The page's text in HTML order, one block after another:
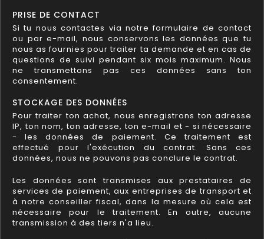
PRISE DE CONTACT
Si tu nous contactes via notre formulaire de contact
ou par e-mail, nous conservons les données que tu
nous as fournies pour traiter ta demande et en cas de
questions de suivi pendant six mois maximum. Nous
ne transmettons pas ces données sans ton
consentement.
STOCKAGE DES DONNÉES
Pour traiter ton achat, nous enregistrons ton adresse
IP, ton nom, ton adresse, ton e-mail et - si nécessaire
- les données de paiement. Ce traitement est
effectué pour l'exécution du contrat. Sans ces
données, nous ne pouvons pas conclure le contrat.
Les données sont transmises aux prestataires de
services de paiement, aux entreprises de transport et
à notre conseiller fiscal, dans la mesure où cela est
nécessaire pour le traitement. En outre, aucune
transmission à des tiers n'a lieu.